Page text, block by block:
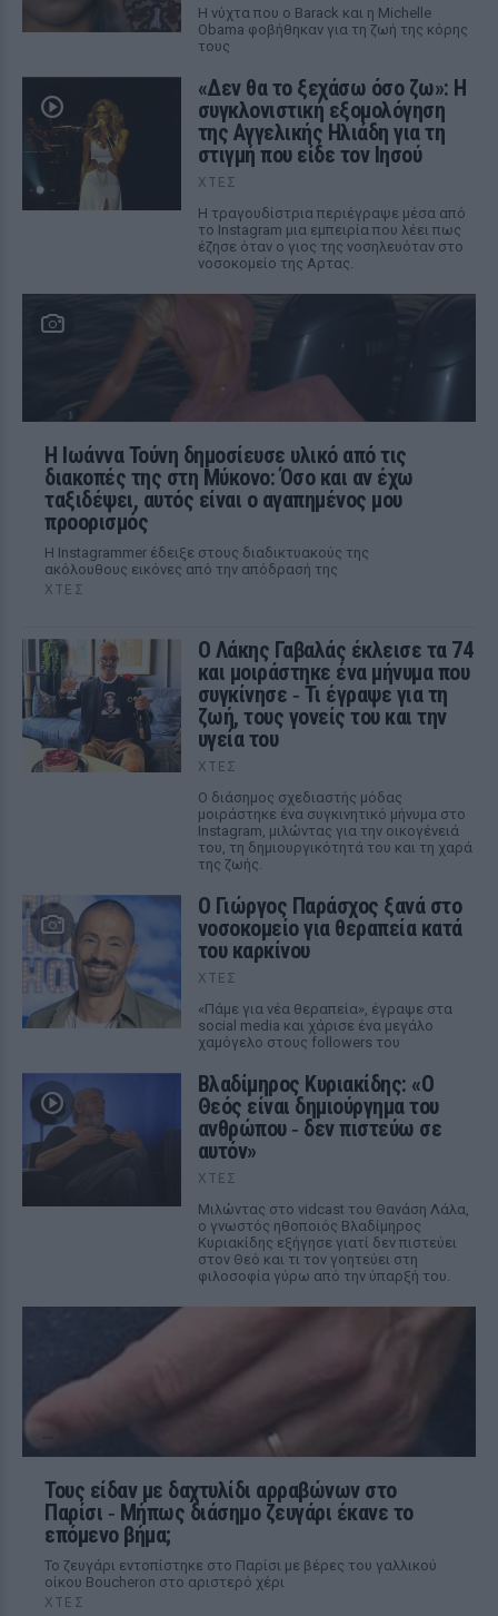
Η νύχτα που ο Barack και η Michelle
Obama φοβήθηκαν για τη ζωή της κόρης
τους
«Δεν θα το ξεχάσω όσο ζω»: Η
συγκλονιστική εξομολόγηση
της Αγγελικής Ηλιάδη για τη
στιγμή που είδε τον Ιησού
ΧΤΕΣ
Η τραγουδίστρια περιέγραψε μέσα από
το Instagram μια εμπειρία που λέει πως
έζησε όταν ο γιος της νοσηλευόταν στο
νοσοκομείο της Αρτας.
Η Ιωάννα Τούνη δημοσίευσε υλικό από τις
διακοπές της στη Μύκονο: Όσο και αν έχω
ταξιδέψει, αυτός είναι ο αγαπημένος μου
προορισμός
Η Instagrammer έδειξε στους διαδικτυακούς της
ακόλουθους εικόνες από την απόδρασή της
ΧΤΕΣ
Ο Λάκης Γαβαλάς έκλεισε τα 74
και μοιράστηκε ένα μήνυμα που
συγκίνησε ‑ Τι έγραψε για τη
ζωή, τους γονείς του και την
υγεία του
ΧΤΕΣ
Ο διάσημος σχεδιαστής μόδας
μοιράστηκε ένα συγκινητικό μήνυμα στο
Instagram, μιλώντας για την οικογένειά
του, τη δημιουργικότητά του και τη χαρά
της ζωής.
O Γιώργος Παράσχος ξανά στο
νοσοκομείο για θεραπεία κατά
του καρκίνου
ΧΤΕΣ
«Πάμε για νέα θεραπεία», έγραψε στα
social media και χάρισε ένα μεγάλο
χαμόγελο στους followers του
Βλαδίμηρος Κυριακίδης: «Ο
Θεός είναι δημιούργημα του
ανθρώπου ‑ δεν πιστεύω σε
αυτόν»
ΧΤΕΣ
Μιλώντας στο vidcast του Θανάση Λάλα,
ο γνωστός ηθοποιός Βλαδίμηρος
Κυριακίδης εξήγησε γιατί δεν πιστεύει
στον Θεό και τι τον γοητεύει στη
φιλοσοφία γύρω από την ύπαρξή του.
Τους είδαν με δαχτυλίδι αρραβώνων στο
Παρίσι ‑ Μήπως διάσημο ζευγάρι έκανε το
επόμενο βήμα;
Το ζευγάρι εντοπίστηκε στο Παρίσι με βέρες του γαλλικού
οίκου Boucheron στο αριστερό χέρι
ΧΤΕΣ